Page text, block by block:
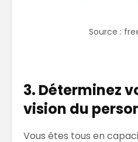
Source :
3. Déterminez
vision du
Vous êtes tous en